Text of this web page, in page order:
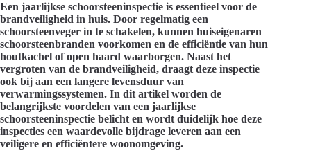
Een jaarlijkse schoorsteeninspectie is essentieel voor de
brandveiligheid in huis. Door regelmatig een
schoorsteenveger in te schakelen, kunnen huiseigenaren
schoorsteenbranden voorkomen en de efficiëntie van hun
houtkachel of open haard waarborgen. Naast het
vergroten van de brandveiligheid, draagt deze inspectie
ook bij aan een langere levensduur van
verwarmingssystemen. In dit artikel worden de
belangrijkste voordelen van een jaarlijkse
schoorsteeninspectie belicht en wordt duidelijk hoe deze
inspecties een waardevolle bijdrage leveren aan een
veiligere en efficiëntere woonomgeving.